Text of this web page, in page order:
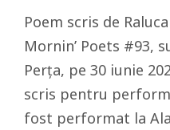
Poem scris de
Mornin’ Poets #93,
Perța, pe 30 iunie
scris pentru
fost performat la